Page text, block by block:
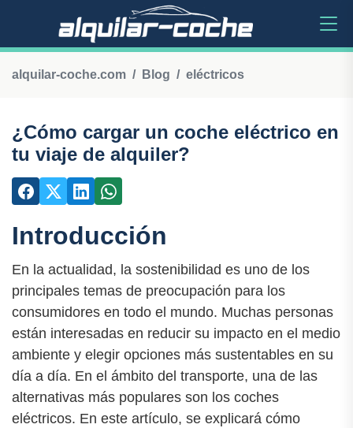
alquilar-coche.com Blog eléctricos
¿Cómo cargar un coche eléctrico en
tu viaje de alquiler?
Introducción
En la actualidad, la sostenibilidad es uno de los
principales temas de preocupación para los
consumidores en todo el mundo. Muchas personas
están interesadas en reducir su impacto en el medio
ambiente y elegir opciones más sustentables en su
día a día. En el ámbito del transporte, una de las
alternativas más populares son los coches
eléctricos. En este artículo, se explicará cómo